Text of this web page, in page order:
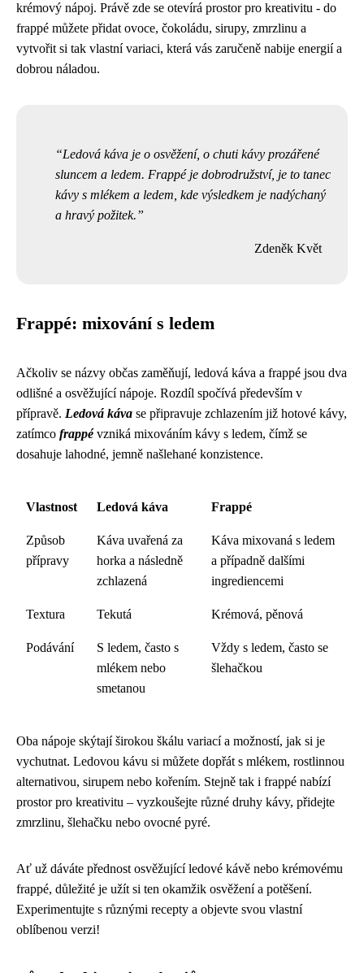
krémový nápoj. Právě zde se otevírá prostor pro kreativitu - do
frappé můžete přidat ovoce, čokoládu, sirupy, zmrzlinu a
vytvořit si tak vlastní variaci, která vás zaručeně nabije energií a
dobrou náladou.
Ledová káva je o osvěžení, o chuti kávy prozářené
sluncem a ledem. Frappé je dobrodružství, je to tanec
kávy s mlékem a ledem, kde výsledkem je nadýchaný
a hravý požitek.
Zdeněk Květ
Frappé: mixování s ledem
Ačkoliv se názvy občas zaměňují, ledová káva a frappé jsou dva
odlišné a osvěžující nápoje. Rozdíl spočívá především v
přípravě. Ledová káva se připravuje zchlazením již hotové kávy,
zatímco frappévzniká mixováním kávy s ledem, čímž se
dosahuje lahodné, jemně našlehané konzistence.
Vlastnost Ledová káva Frappé
Způsob
přípravy
Káva uvařená za
horka a následně
zchlazená
Káva mixovaná s ledem
a případně dalšími
ingrediencemi
Textura Tekutá Krémová, pěnová
Podávání
S ledem, často s
mlékem nebo
smetanou
Vždy s ledem, často se
šlehačkou
Oba nápoje skýtají širokou škálu variací a možností, jak si je
vychutnat. Ledovou kávu si můžete dopřát s mlékem, rostlinnou
alternativou, sirupem nebo kořením. Stejně tak i frappé nabízí
prostor pro kreativitu – vyzkoušejte různé druhy kávy, přidejte
zmrzlinu, šlehačku nebo ovocné pyré.
Ať už dáváte přednost osvěžující ledové kávě nebo krémovému
frappé, důležité je užít si ten okamžik osvěžení a potěšení.
Experimentujte s různými recepty a objevte svou vlastní
oblíbenou verzi!